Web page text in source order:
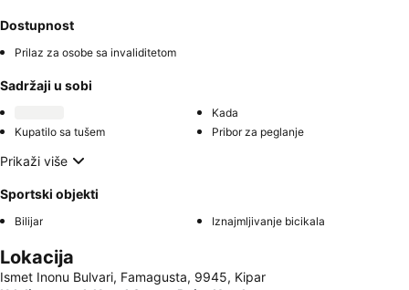
Dostupnost
Prilaz za osobe sa invaliditetom
Sadržaji u sobi
Kada
Kupatilo sa tušem
Pribor za peglanje
Prikaži više
Sportski objekti
Bilijar Iznajmljivanje bicikala
Lokacija
Ismet Inonu Bulvari, Famagusta, 9945, Kipar